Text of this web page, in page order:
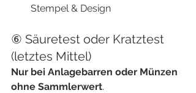
Stempel & Design
⑥ Säuretest oder Kratztest
(letztes Mittel)
Nur bei Anlagebarren oder Münzen
ohne Sammlerwert.